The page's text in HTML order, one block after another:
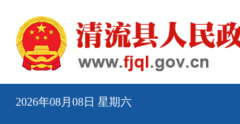
2026年08月08日 星期六